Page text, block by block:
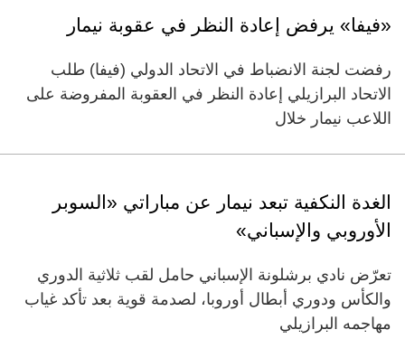
«فيفا» يرفض إعادة النظر في عقوبة نيمار
رفضت لجنة الانضباط في الاتحاد الدولي (فيفا) طلب
الاتحاد البرازيلي إعادة النظر في العقوبة المفروضة على
اللاعب نيمار خلال
الغدة النكفية تبعد نيمار عن مباراتي «السوبر
الأوروبي والإسباني»
تعرّض نادي برشلونة الإسباني حامل لقب ثلاثية الدوري
والكأس ودوري أبطال أوروبا، لصدمة قوية بعد تأكد غياب
مهاجمه البرازيلي